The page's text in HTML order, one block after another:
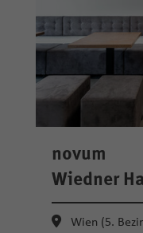
novum
Wiedner
Wien (5.